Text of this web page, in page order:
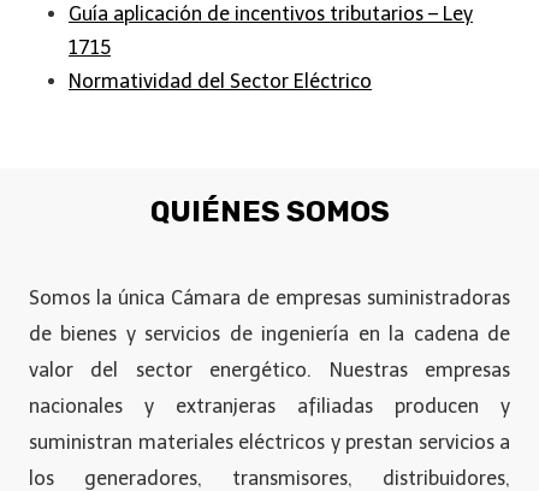
Guía aplicación de incentivos tributarios – Ley
1715
Normatividad del Sector Eléctrico
QUIÉNES SOMOS
Somos la única Cámara de empresas suministradoras
de bienes y servicios de ingeniería en la cadena de
valor del sector energético. Nuestras empresas
nacionales y extranjeras afiliadas producen y
suministran materiales eléctricos y prestan servicios a
los generadores, transmisores, distribuidores,